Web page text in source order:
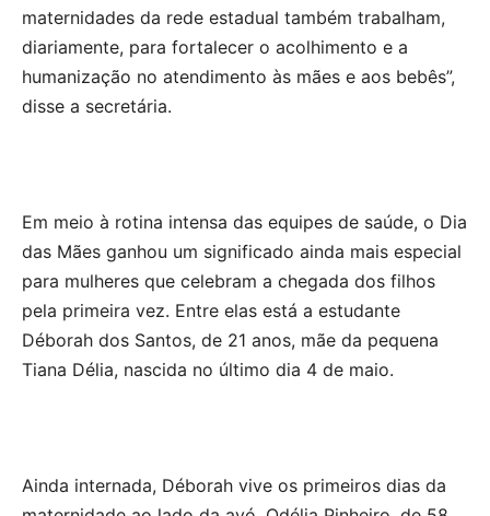
maternidades da rede estadual também trabalham,
diariamente, para fortalecer o acolhimento e a
humanização no atendimento às mães e aos bebês”,
disse a secretária.
Em meio à rotina intensa das equipes de saúde, o Dia
das Mães ganhou um significado ainda mais especial
para mulheres que celebram a chegada dos filhos
pela primeira vez. Entre elas está a estudante
Déborah dos Santos, de 21 anos, mãe da pequena
Tiana Délia, nascida no último dia 4 de maio.
Ainda internada, Déborah vive os primeiros dias da